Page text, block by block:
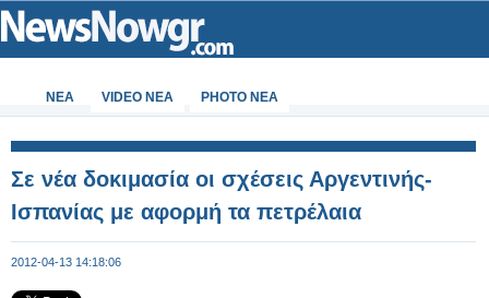
ΝΕΑ VIDEO NEA PHOTO NEA
Σε νέα δοκιμασία οι σχέσεις Αργεντινής-
Ισπανίας με αφορμή τα πετρέλαια
2012-04-13 14:18:06